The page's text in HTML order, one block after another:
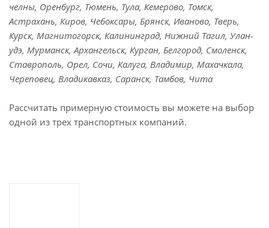
челны, Оренбург, Тюмень, Тула, Кемерово, Томск,
Астрахань, Киров, Чебоксары, Брянск, Иваново, Тверь,
Курск, Магнитогорск, Калининград, Нижний Тагил, Улан-
удэ, Мурманск, Архангельск, Курган, Белгород, Смоленск,
Ставрополь, Орел, Сочи, Калуга, Владимир, Махачкала,
Череповец, Владикавказ, Саранск, Тамбов, Чита
Рассчитать примерную стоимость вы можете на выбор
одной из трех транспортных компаний.